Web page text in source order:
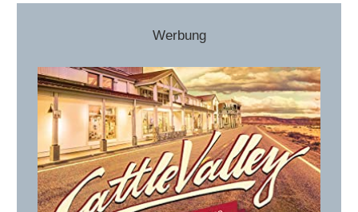
Werbung